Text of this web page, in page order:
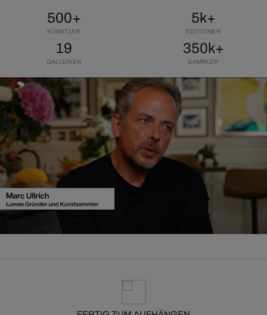
500+
KÜNSTLER
5k+
EDITIONEN
19
GALLERIEN
350k+
SAMMLER